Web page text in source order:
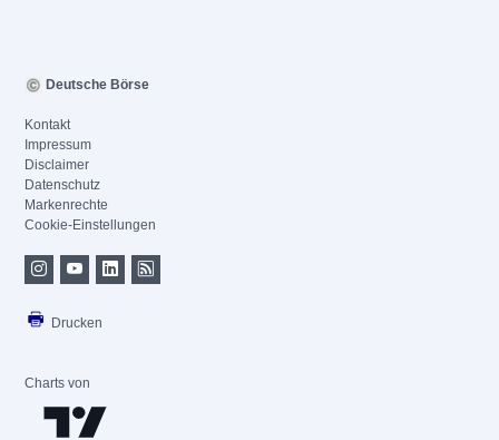
Deutsche Börse
Kontakt
Impressum
Disclaimer
Datenschutz
Markenrechte
Cookie-Einstellungen
Drucken
Charts von